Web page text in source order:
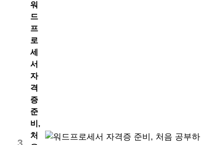
3
워
드
프
로
세
서
자
격
증
준
비,
처